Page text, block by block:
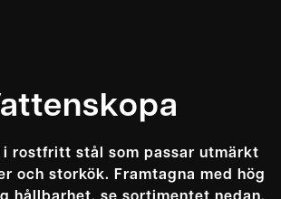
i rostfritt stål som passar utmärkt
och storkök. Framtagna med hög